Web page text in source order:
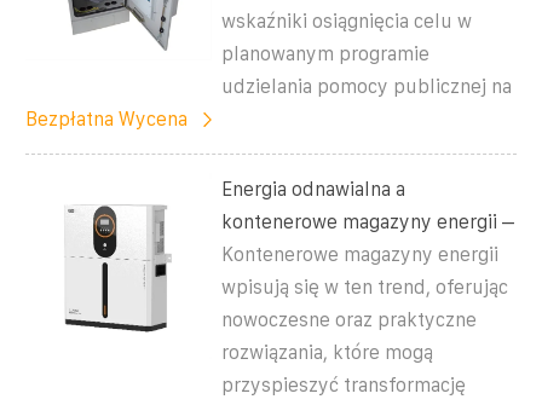
wskaźniki osiągnięcia celu w
planowanym programie
udzielania pomocy publicznej na
Bezpłatna Wycena
Energia odnawialna a
kontenerowe magazyny energii –
Kontenerowe magazyny energii
wpisują się w ten trend, oferując
nowoczesne oraz praktyczne
rozwiązania, które mogą
przyspieszyć transformację